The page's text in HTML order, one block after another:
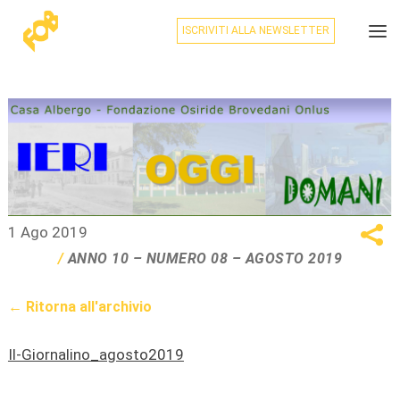
ISCRIVITI ALLA NEWSLETTER
ANNO 10 – NUMERO 08 – AGOSTO 2019
1 Ago 2019
← Ritorna all'archivio
Il-Giornalino_agosto2019